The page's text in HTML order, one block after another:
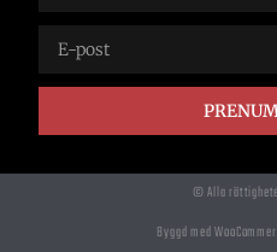
© Alla
Byggd med